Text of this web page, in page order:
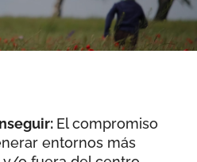
El compromiso
entornos más